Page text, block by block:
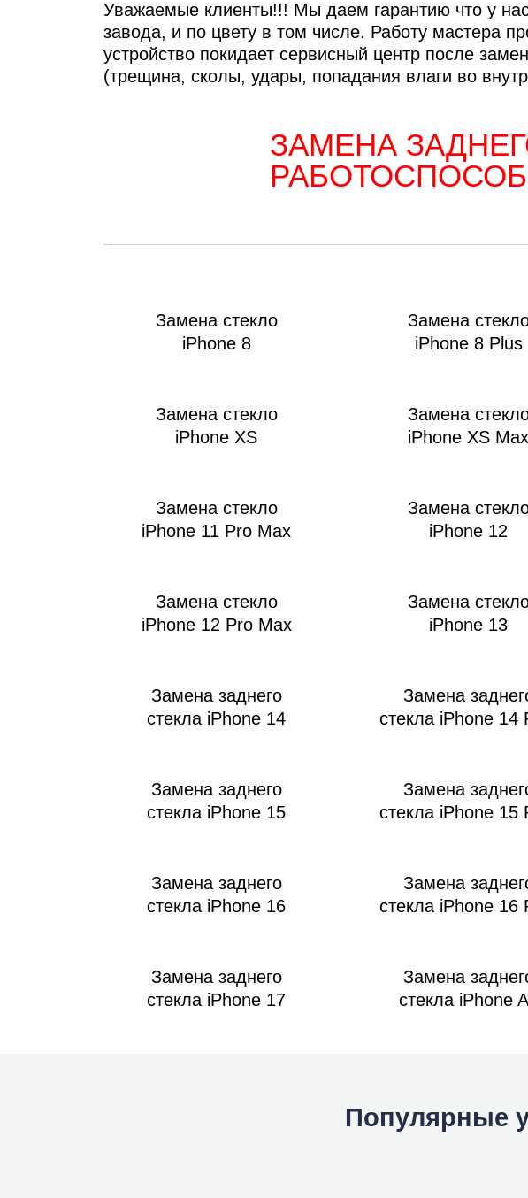
Уважаемые клиенты!!! Мы даем гарантию что у
завода, и по цвету в том числе. Работу мастера
устройство покидает сервисный центр
(трещина, сколы, удары, попадания влаги во
ЗАМЕНА
Замена стекло
iPhone 8
Замена
iPhone 8 Plus
Замена стекло
iPhone XS
Замена
iPhone XS Max
Замена стекло
iPhone 11 Pro Max
Замена
iPhone 12
Замена стекло
iPhone 12 Pro Max
Замена
iPhone 13
Замена заднего
стекла iPhone 14
Замена
стекла iPhone 14
Замена заднего
стекла iPhone 15
Замена
стекла iPhone 15
Замена заднего
стекла iPhone 16
Замена
стекла iPhone 16
Замена заднего
стекла iPhone 17
Замена
стекла iPhone
Популярные